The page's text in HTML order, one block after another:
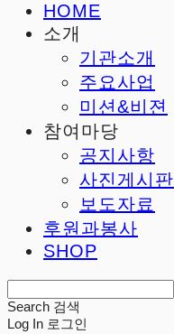
HOME
소개
기관소개
주요사업
미션&비젼
참여마당
공지사항
사진게시판
보도자료
후원과봉사
SHOP
Search 검색
Log In 로그인